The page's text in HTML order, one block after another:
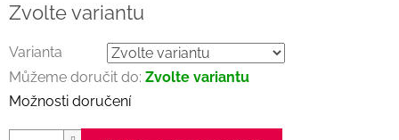
cena:
Zvolte variantu
Varianta
Můžeme doručit do: Zvolte variantu
Možnosti doručení